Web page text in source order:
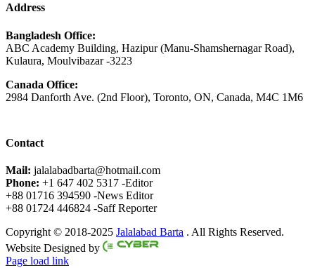
Address
Bangladesh Office:
ABC Academy Building, Hazipur (Manu-Shamshernagar Road),
Kulaura, Moulvibazar -3223
Canada Office:
2984 Danforth Ave. (2nd Floor), Toronto, ON, Canada, M4C 1M6
Contact
Mail: jalalabadbarta@hotmail.com
Phone: +1 647 402 5317 -Editor
+88 01716 394590 -News Editor
+88 01724 446824 -Saff Reporter
Copyright © 2018-2025 Jalalabad Barta . All Rights Reserved.
Website Designed by
Page load link